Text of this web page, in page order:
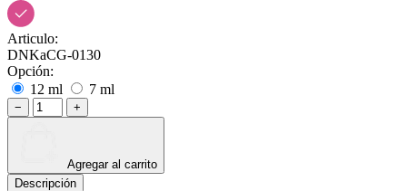
Articulo:
DNKaCG-0130
Opción:
12 ml
7 ml
− +
Agregar al carrito
Descripción